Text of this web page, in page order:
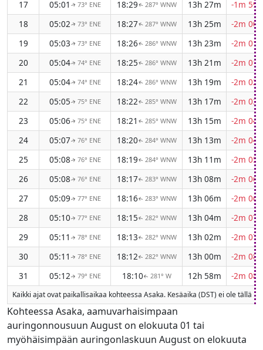
17
05:01 ↑ 73° ENE 18:29↑ 287° WNW 13h 27m
-1m 59s
18
05:02↑ 73° ENE 18:27↑ 287° WNW 13h 25m
-2m 00s
19
05:03↑ 73° ENE 18:26↑ 286° WNW 13h 23m
-2m 01s
20
05:04↑ 74° ENE 18:25↑ 286° WNW 13h 21m
-2m 01s
21
05:04↑ 74° ENE 18:24↑ 286° WNW 13h 19m
-2m 02s
22
05:05↑ 75° ENE 18:22↑ 285° WNW 13h 17m
-2m 03s
23
05:06↑ 75° ENE 18:21 ↑ 285° WNW 13h 15m
-2m 04s
24
05:07↑ 76° ENE 18:20↑ 284° WNW 13h 13m
-2m 04s
25
05:08↑ 76° ENE 18:19↑ 284° WNW 13h 11m
-2m 05s
26
05:08↑ 76° ENE 18:17↑ 283° WNW 13h 08m
-2m 06s
27
05:09↑ 77° ENE 18:16↑ 283° WNW 13h 06m
-2m 06s
28
05:10↑ 77° ENE 18:15↑ 282° WNW 13h 04m
-2m 07s
29
05:11 ↑ 78° ENE 18:13↑ 282° WNW 13h 02m
-2m 07s
30
05:11 ↑ 78° ENE 18:12↑ 282° WNW 13h 00m
-2m 08s
31
05:12↑ 79° ENE 18:10↑ 281° W 12h 58m -2m 08s
Kaikki ajat ovat paikallisaikaa kohteessa Asaka. Kesäaika (DST) ei ole tällä
Kohteessa Asaka, aamuvarhaisimpaan
auringonnousuun August on elokuuta 01 tai
myöhäisimpään auringonlaskuun August on elokuuta